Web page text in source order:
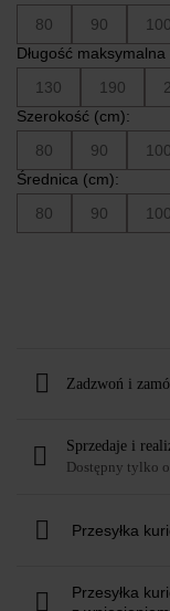
80
90 100
Długość
130
190
Szerokość (cm):
80
90 100
Średnica (cm):
80
90 100
Zadzwoń i
Sprzedaje i
Dostępny tylko
Przesyłka
Przesyłka